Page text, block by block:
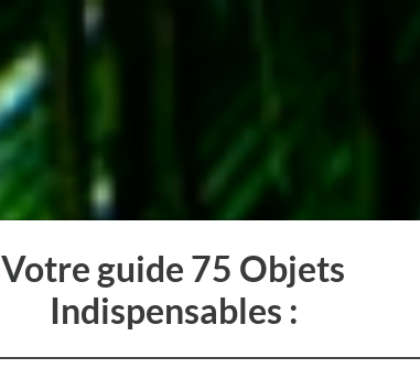
Votre guide 75 Objets
Indispensables :